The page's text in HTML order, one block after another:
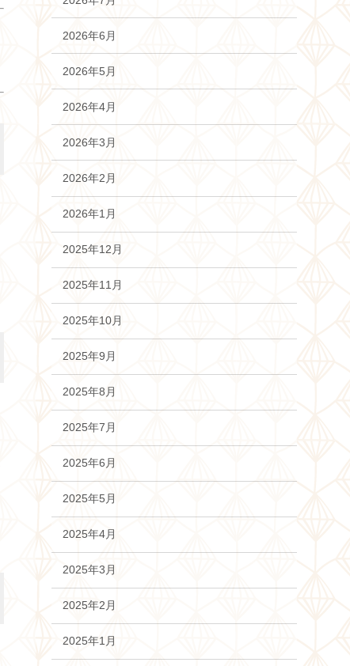
2026年6月
2026年5月
2026年4月
2026年3月
2026年2月
2026年1月
2025年12月
2025年11月
2025年10月
2025年9月
2025年8月
2025年7月
2025年6月
2025年5月
2025年4月
2025年3月
2025年2月
2025年1月